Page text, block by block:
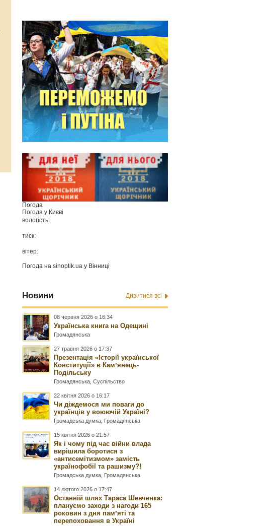
Погода
Погода у Києві
вологість:
тиск:
вітер:
Погода наsinoptik.ua у Вінниці
Новини Дивитися всі
08 червня 2026 о 16:34
Українська книга на Одещині
Громадянська
27 травня 2026 о 17:37
Презентація «Історії української
Конституції» в Камʼянець-
Подільську
Громадянська ,Суспільство
22 квітня 2026 о 16:17
Чи діждемося ми поваги до
українців у воюючій Україні?
Громадська думка Громадянська
15 квітня 2026 о 21:57
Як і чому під час війни влада
вирішила боротися з
«антисемітизмом» замість
українофобії та рашизму?!
Громадська думка Громадянська
14 лютого 2026 о 17:47
Останній шлях Тараса Шевченка:
плануємо заходи з нагоди 165
роковин з дня памʼяті та
перепоховання в Україні